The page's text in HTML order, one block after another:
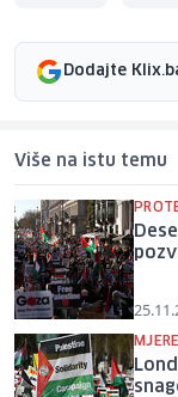
Dodajte
Više na istu temu